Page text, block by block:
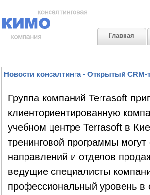
Главная
Новости консалтинга- Открытый CRM-
Группа компаний Terrasoft
клиенториентированную
учебном центре Terrasoft в
тренинговой программы
направлений и отделов
ведущие специалисты
профессиональный уровень в